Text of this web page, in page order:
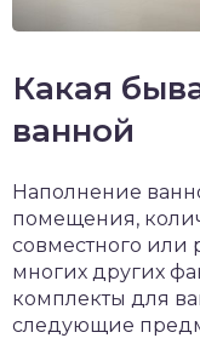
Какая
ванной
Наполнение
помещения,
совместного или
многих других
комплекты для
следующие